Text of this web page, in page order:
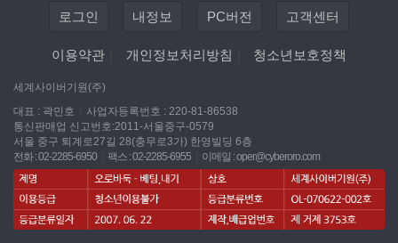
로그인 내정보 PC버전 고객센터
이용약관 개인정보처리방침 청소년보호정책
세계사이버기원(주)
대표 : 곽민호
사업자등록번호 : 220-81-86538
통신판매업 신고번호:2011-서울중구-0579
서울 중구 퇴계로27길 28(충무로3가) 한영빌딩 6층
전화 : 02-2285-6950
팩스 : 02-2285-6955 이메일 :oper@cyberoro.com